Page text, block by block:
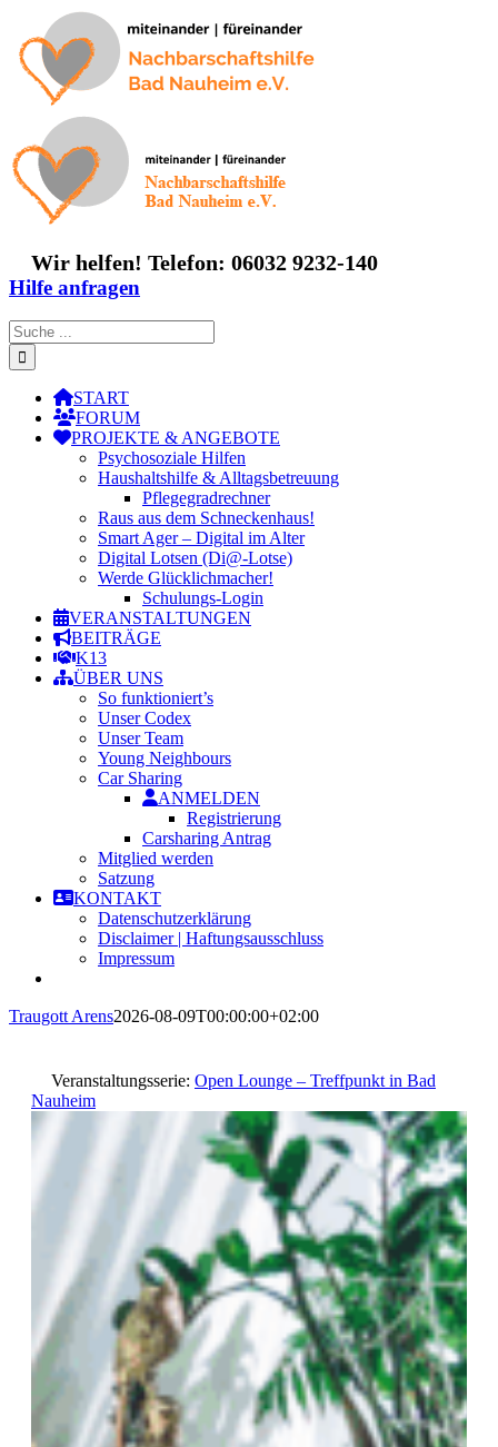
Inhalt
springen
Wir helfen! Telefon: 06032 9232-140
Hilfe anfragen
Suche
nach:
START
FORUM
PROJEKTE & ANGEBOTE
Psychosoziale Hilfen
Haushaltshilfe & Alltagsbetreuung
Pflegegradrechner
Raus aus dem Schneckenhaus!
Smart Ager – Digital im Alter
Digital Lotsen (Di@-Lotse)
Werde Glücklichmacher!
Schulungs-Login
VERANSTALTUNGEN
BEITRÄGE
K13
ÜBER UNS
So funktioniert’s
Unser Codex
Unser Team
Young Neighbours
Car Sharing
ANMELDEN
Registrierung
Carsharing Antrag
Mitglied werden
Satzung
KONTAKT
Datenschutzerklärung
Disclaimer | Haftungsausschluss
Impressum
Traugott Arens2026-08-09T00:00:00+02:00
Veranstaltungsserie: Open Lounge – Treffpunkt in Bad
Nauheim